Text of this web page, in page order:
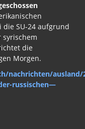
SU-24 aufgrund
die
Morgen.
nachrichten/ausland/
russischen—